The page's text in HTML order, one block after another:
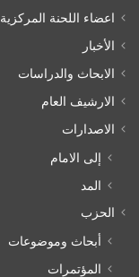
اعضاء اللحنة المركزية
الأخبار
الابحاث والدراسات
الارشيف العام
الاصدارات
إلى الامام
المد
الحزب
أبحاث وموضوعات
المؤتمرات